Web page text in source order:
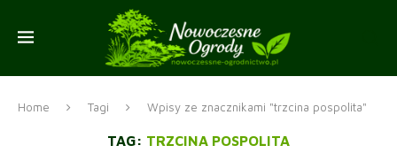
Home Tagi Wpisy ze znacznikami "trzcina pospolita"
TAG: TRZCINA POSPOLITA